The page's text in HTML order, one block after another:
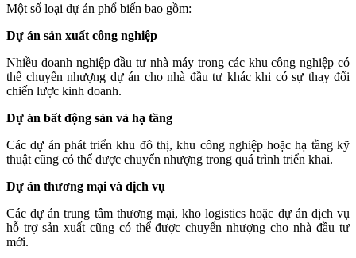
Một số loại dự án phổ biến bao gồm:
Dự án sản xuất công nghiệp
Nhiều doanh nghiệp đầu tư nhà máy trong các khu công nghiệp có
thể chuyển nhượng dự án cho nhà đầu tư khác khi có sự thay đổi
chiến lược kinh doanh.
Dự án bất động sản và hạ tầng
Các dự án phát triển khu đô thị, khu công nghiệp hoặc hạ tầng kỹ
thuật cũng có thể được chuyển nhượng trong quá trình triển khai.
Dự án thương mại và dịch vụ
Các dự án trung tâm thương mại, kho logistics hoặc dự án dịch vụ
hỗ trợ sản xuất cũng có thể được chuyển nhượng cho nhà đầu tư
mới.